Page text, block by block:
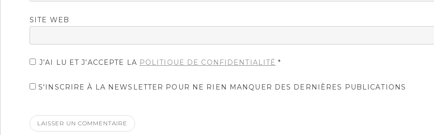
SITE WEB
J’AI LU ET J’ACCEPTE LA POLITIQUE DE CONFIDENTIALITÉ *
S'INSCRIRE À LA NEWSLETTER POUR NE RIEN MANQUER DES DERNIÈRES PUBLICATIONS